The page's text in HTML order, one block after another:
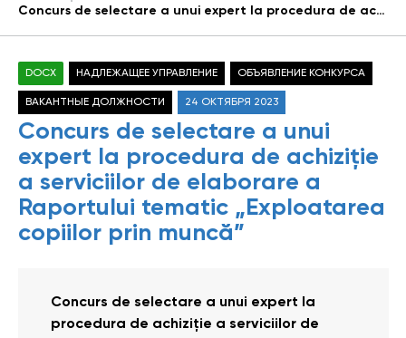
Concurs de selectare a unui expert la procedura de achiziție a serviciilor de elaborare a Raportului tematic „Exploatarea copiilor prin muncă”
DOCX НАДЛЕЖАЩЕЕ УПРАВЛЕНИЕ ОБЪЯВЛЕНИЕ КОНКУРСА
ВАКАНТНЫЕ ДОЛЖНОСТИ 24 ОКТЯБРЯ 2023
Concurs de selectare a unui
expert la procedura de achiziție
a serviciilor de elaborare a
Raportului tematic „Exploatarea
copiilor prin muncă”
Concurs de selectare a unui expert la
procedura de achiziție a serviciilor de